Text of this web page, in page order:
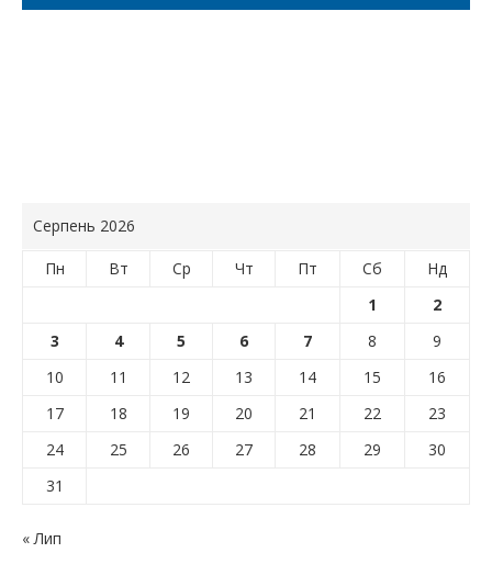
Серпень 2026
Пн Вт Ср Чт Пт Сб
Нд
1
2
3
4 5 6 7 8
9
10
11 12 13 14 15
16
17
18 19 20 21 22
23
24
25 26 27 28 29
30
31
« Лип